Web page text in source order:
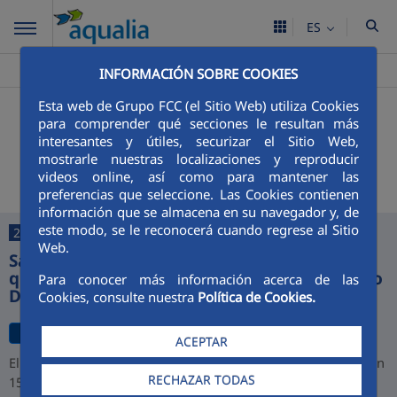
INFORMACIÓN SOBRE COOKIES
Esta web de Grupo FCC (el Sitio Web) utiliza Cookies
para comprender qué secciones le resultan más
interesantes y útiles, securizar el Sitio Web,
mostrarle nuestras localizaciones y reproducir
videos online, así como para mantener las
preferencias que seleccione. Las Cookies contienen
información que se almacena en su navegador y, de
este modo, se le reconocerá cuando regrese al Sitio
Web.
Para conocer más información acerca de las
Cookies, consulte nuestra Política de Cookies.
ACEPTAR
RECHAZAR TODAS
ES
>Sanlúcar de Barrameda
+ Buscador
Últimas noticias
26/02/2025
Samyra y Javier, los dos niños sanluqueños
que han resultado premiados en el Concurso
Digital de Dibujo de Aqualia
El certamen, que ha registrado más de 9.100 participantes (un
15% más que el año anterior) ha proporcionado en esta